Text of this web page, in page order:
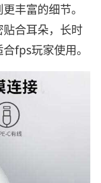
丰富的细节。
贴合耳朵，长时
fps玩家使用。